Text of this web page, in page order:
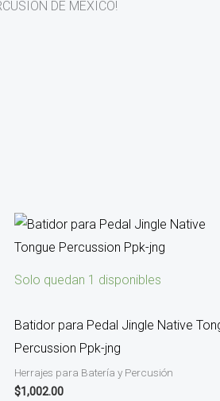
DE MEXICO!
Solo quedan 1 disponibles
Batidor para Pedal Jingle Native
Percussion Ppk-jng
Herrajes para Batería y Percusión
$1,002.00